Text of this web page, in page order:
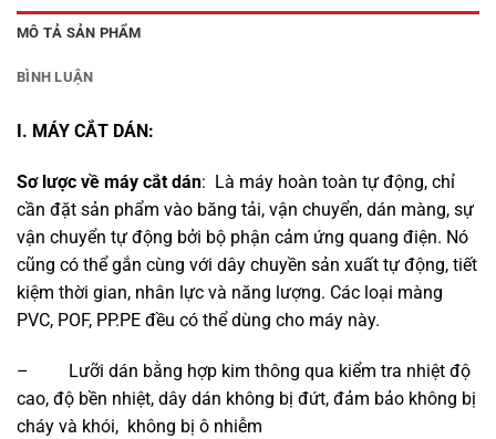
MÔ TẢ SẢN PHẨM
BÌNH LUẬN
I. MÁY CẮT DÁN:
Sơ lược về máy cắt dán: Là máy hoàn toàn tự động, chỉ
cần đặt sản phẩm vào băng tải, vận chuyển, dán màng, sự
vận chuyển tự động bởi bộ phận cảm ứng quang điện. Nó
cũng có thể gắn cùng với dây chuyền sản xuất tự động, tiết
kiệm thời gian, nhân lực và năng lượng. Các loại màng
PVC, POF, PP.PE đều có thể dùng cho máy này.
– Lưỡi dán bằng hợp kim thông qua kiểm tra nhiệt độ
cao, độ bền nhiệt, dây dán không bị đứt, đảm bảo không bị
cháy và khói, không bị ô nhiễm